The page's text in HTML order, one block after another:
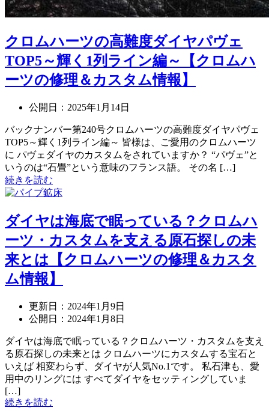
クロムハーツの高難度ダイヤパヴェ
TOP5～輝く1列ライン編～【クロムハ
ーツの修理＆カスタム情報】
公開日： 2025年1月14日
バックナンバー第240号クロムハーツの高難度ダイヤパヴェ
TOP5～輝く1列ライン編～ 皆様は、ご愛用のクロムハーツ
に パヴェダイヤのカスタムをされていますか？ “パヴェ”と
いうのは“石畳”という意味のフランス語。 その名 […]
続きを読む
ダイヤは海底で眠っている？クロムハ
ーツ・カスタムを支える原石探しの未
来とは【クロムハーツの修理＆カスタ
ム情報】
更新日： 2024年1月9日
公開日： 2024年1月8日
ダイヤは海底で眠っている？クロムハーツ・カスタムを支え
る原石探しの未来とは クロムハーツにカスタムする宝石と
いえば 相変わらず、ダイヤが人気No.1です。 私石津も、愛
用中のリングには すべてダイヤをセッティングしていま
[…]
続きを読む